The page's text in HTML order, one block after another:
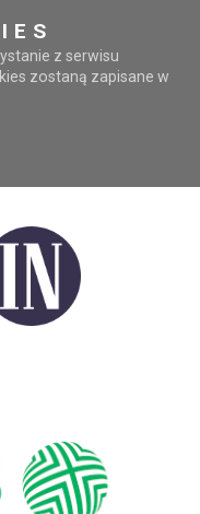
z serwisu
zostaną zapisane w